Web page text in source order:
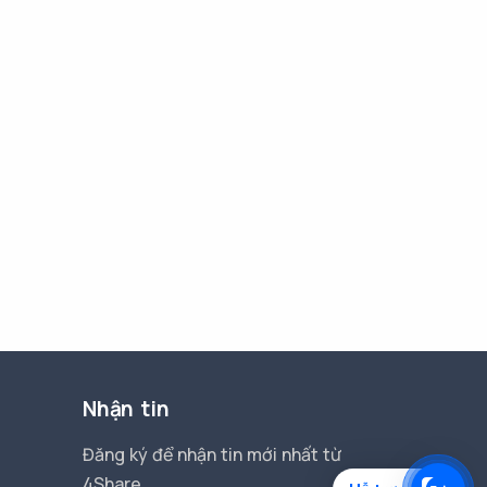
Nhận tin
Đăng ký để nhận tin mới nhất từ